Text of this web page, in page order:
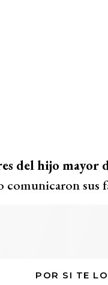
del hijo mayor
comunicaron sus
POR SI TE